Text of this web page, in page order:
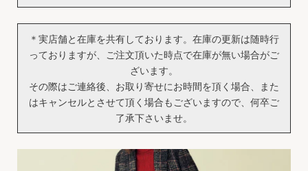
＊実店舗と在庫を共有しております。在庫の更新は随時行
っておりますが、ご注文頂いた時点で在庫が無い場合がご
ざいます。
その際はご連絡後、お取り寄せにお時間を頂く場合、また
はキャンセルとさせて頂く場合もございますので、何卒ご
了承下さいませ。